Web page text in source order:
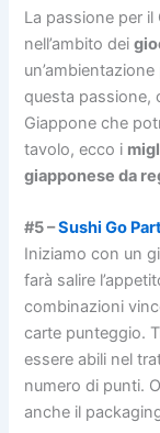
La passione per
nell’ambito dei
questa passione,
Giappone che
tavolo, ecco i
giapponese da
#5 –Sushi Go
Iniziamo con un
farà salire
combinazioni
carte punteggio.
essere abili nel
numero di punti.
anche il